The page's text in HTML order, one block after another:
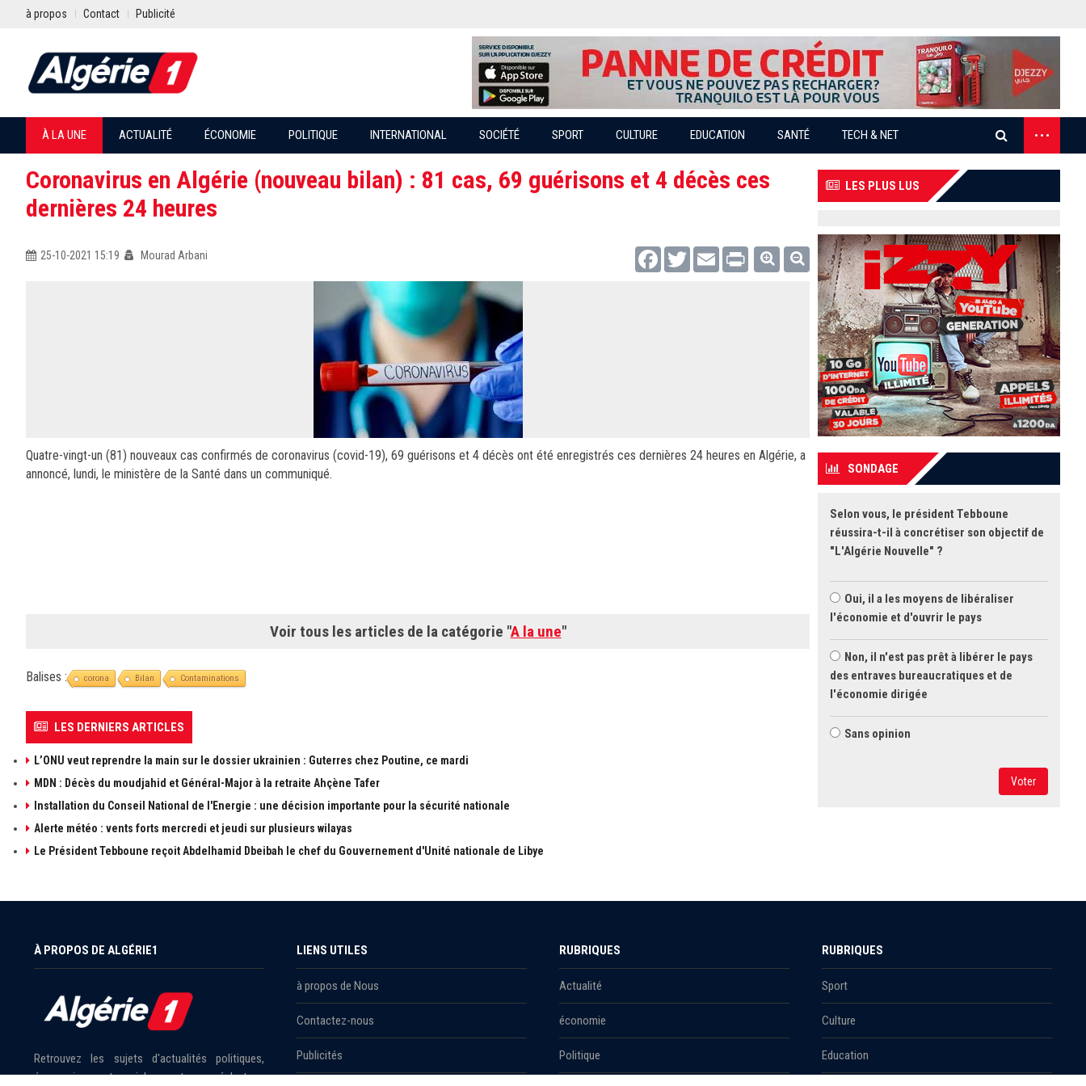
à propos Contact Publicité
À LA UNE ACTUALITÉ ÉCONOMIE POLITIQUE INTERNATIONAL SOCIÉTÉ SPORT CULTURE EDUCATION SANTÉ TECH & NET
...
Coronavirus en Algérie (nouveau bilan) : 81 cas, 69 guérisons et 4 décès ces
dernières 24 heures
25-10-2021 15:19 Mourad Arbani FacebookTwitter Email Print
Quatre-vingt-un (81) nouveaux cas confirmés de coronavirus (covid-19), 69 guérisons et 4 décès ont été enregistrés ces dernières 24 heures en Algérie, a
annoncé, lundi, le ministère de la Santé dans un communiqué.
Voir tous les articles de la catégorie "A la une"
Balises : corona Bilan Contaminations
LES DERNIERS ARTICLES
L’ONU veut reprendre la main sur le dossier ukrainien : Guterres chez Poutine, ce mardi
MDN : Décès du moudjahid et Général-Major à la retraite Ahçène Tafer
Installation du Conseil National de l'Energie : une décision importante pour la sécurité nationale
Alerte météo : vents forts mercredi et jeudi sur plusieurs wilayas
Le Président Tebboune reçoit Abdelhamid Dbeibah le chef du Gouvernement d'Unité nationale de Libye
LES PLUS LUS
SONDAGE
Selon vous, le président Tebboune
réussira-t-il à concrétiser son objectif de
"L'Algérie Nouvelle" ?
Oui, il a les moyens de libéraliser
l'économie et d'ouvrir le pays
Non, il n'est pas prêt à libérer le pays
des entraves bureaucratiques et de
l'économie dirigée
Sans opinion
Voter
À PROPOS DE ALGÉRIE1
Retrouvez les sujets d'actualités politiques,
économiques et sociales en temps réel et en
LIENS UTILES
à propos de Nous
Contactez-nous
Publicités
RUBRIQUES
Actualité
économie
Politique
RUBRIQUES
Sport
Culture
Education